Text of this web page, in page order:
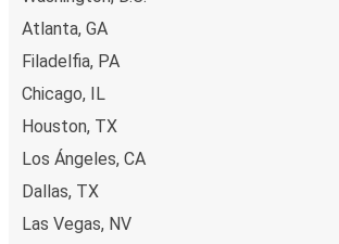
Atlanta, GA
Filadelfia, PA
Chicago, IL
Houston, TX
Los Ángeles, CA
Dallas, TX
Las Vegas, NV